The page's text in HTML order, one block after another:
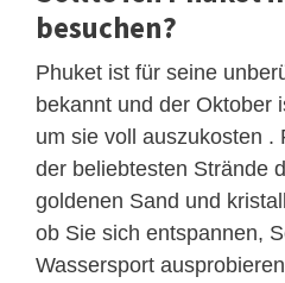
besuchen?
Phuket ist für seine
bekannt und der Oktober
um sie voll auszukosten .
der beliebtesten Strände
goldenen Sand und
ob Sie sich entspannen,
Wassersport